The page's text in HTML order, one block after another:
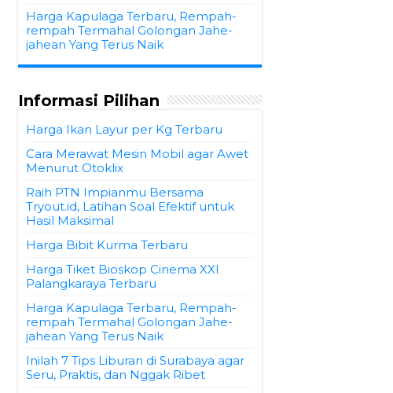
Harga Kapulaga Terbaru, Rempah-
rempah Termahal Golongan Jahe-
jahean Yang Terus Naik
Informasi Pilihan
Harga Ikan Layur per Kg Terbaru
Cara Merawat Mesin Mobil agar Awet
Menurut Otoklix
Raih PTN Impianmu Bersama
Tryout.id, Latihan Soal Efektif untuk
Hasil Maksimal
Harga Bibit Kurma Terbaru
Harga Tiket Bioskop Cinema XXI
Palangkaraya Terbaru
Harga Kapulaga Terbaru, Rempah-
rempah Termahal Golongan Jahe-
jahean Yang Terus Naik
Inilah 7 Tips Liburan di Surabaya agar
Seru, Praktis, dan Nggak Ribet